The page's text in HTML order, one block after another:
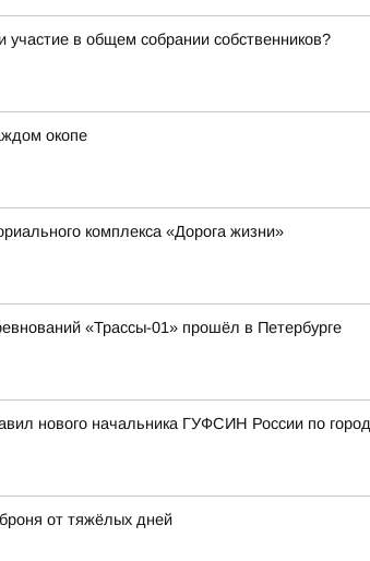
в общем собрании собственников?
окопе
комплекса «Дорога жизни»
«Трассы-01» прошёл в Петербурге
нового начальника ГУФСИН России по
от тяжёлых дней